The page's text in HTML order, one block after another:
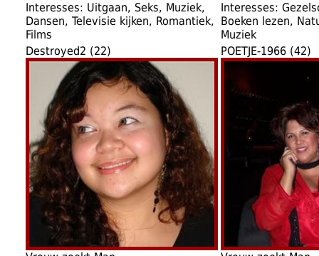
Interesses: Uitgaan, Seks, Muziek,
Dansen, Televisie kijken, Romantiek,
Films
Interesses:
Boeken lezen,
Muziek
Destroyed2 (22)
POETJE-1966 (42)